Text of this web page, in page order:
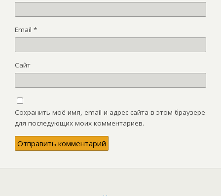
Email *
Сайт
Сохранить моё имя, email и адрес сайта в этом браузере
для последующих моих комментариев.